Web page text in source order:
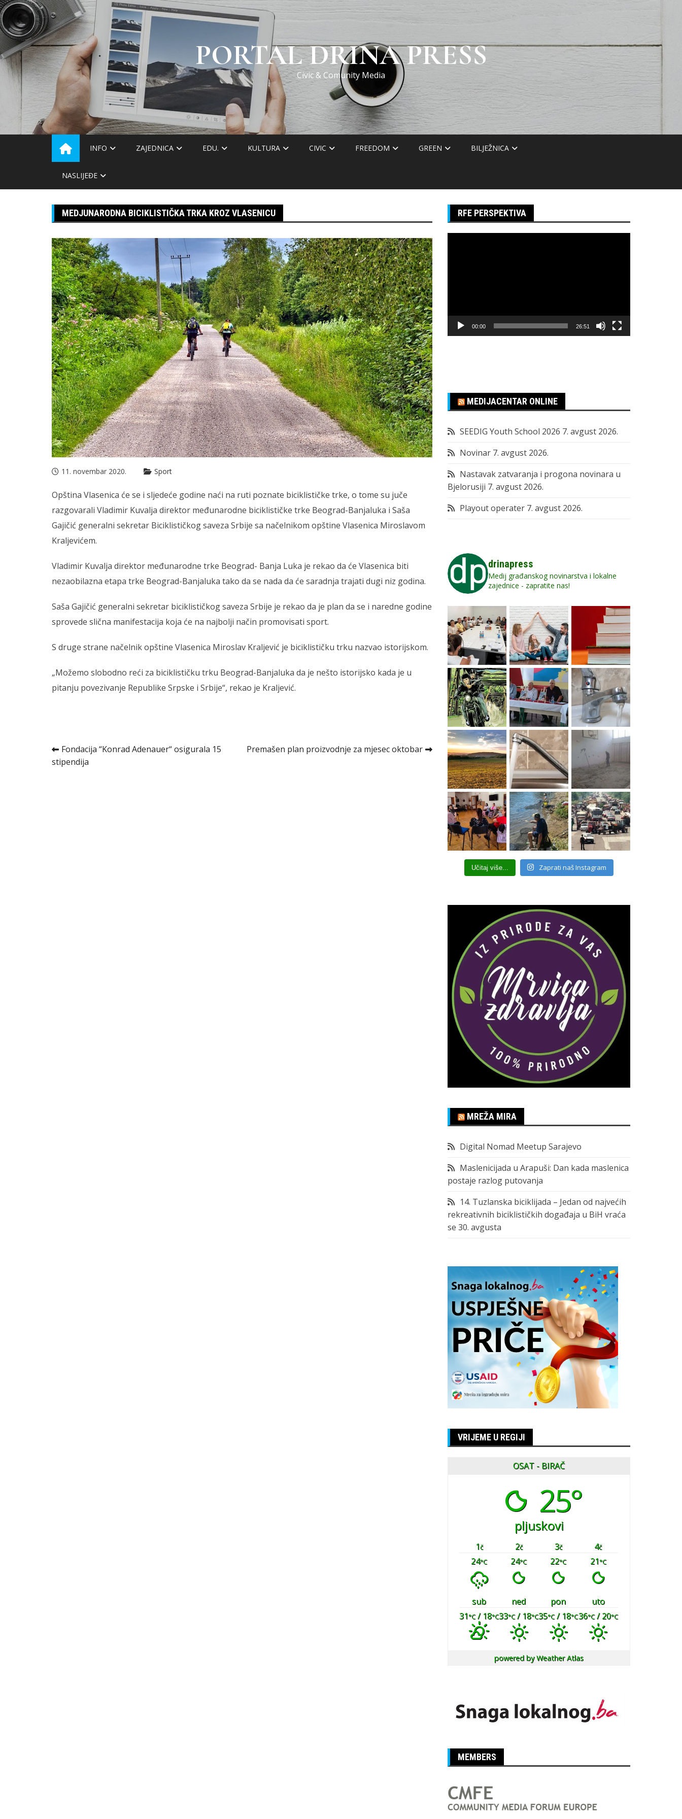
Skip
to
content
PORTAL DRINA PRESS
Civic & Comunity Media
INFO ZAJEDNICA EDU. KULTURA CIVIC FREEDOM GREEN BILJEŽNICA
NASLIJEĐE
MEDJUNARODNA BICIKLISTIČKA TRKA KROZ VLASENICU
11. novembar 2020. Sport
Opština Vlasenica će se i sljedeće godine naći na ruti poznate biciklističke trke, o tome su juče
razgovarali Vladimir Kuvalja direktor međunarodne biciklističke trke Beograd-Banjaluka i Saša
Gajičić generalni sekretar Biciklističkog saveza Srbije sa načelnikom opštine Vlasenica Miroslavom
Kraljevićem.
Vladimir Kuvalja direktor međunarodne trke Beograd- Banja Luka je rekao da će Vlasenica biti
nezaobilazna etapa trke Beograd-Banjaluka tako da se nada da će saradnja trajati dugi niz godina.
Saša Gajičić generalni sekretar biciklističkog saveza Srbije je rekao da je plan da se i naredne godine
sprovede slična manifestacija koja će na najbolji način promovisati sport.
S druge strane načelnik opštine Vlasenica Miroslav Kraljević je biciklističku trku nazvao istorijskom.
„Možemo slobodno reći za biciklističku trku Beograd-Banjaluka da je nešto istorijsko kada je u
pitanju povezivanje Republike Srpske i Srbije“, rekao je Kraljević.
Kretanje
Fondacija “Konrad Adenauer“ osigurala 15
stipendija
Premašen plan proizvodnje za mjesec oktobar
RFE PERSPEKTIVA
00:00 26:51
MEDIJACENTAR ONLINE
SEEDIG Youth School 2026 7. avgust 2026.
Novinar 7. avgust 2026.
Nastavak zatvaranja i progona novinara u
Bjelorusiji 7. avgust 2026.
Playout operater 7. avgust 2026.
drinapress
Medij građanskog novinarstva i lokalne
zajednice - zapratite nas!
Učitaj više... Zaprati naš Instagram
MREŽA MIRA
Digital Nomad Meetup Sarajevo
Maslenicijada u Arapuši: Dan kada maslenica
postaje razlog putovanja
14. Tuzlanska biciklijada – Jedan od najvećih
rekreativnih biciklističkih događaja u BiH vraća
se 30. avgusta
VRIJEME U REGIJI
OSAT - BIRAČ
25°
pljuskovi
1č 2č 3č 4č
24°C 24°C 22°C 21°C
sub ned pon
uto
31°C/ 18°C33°C/ 18°C35°C/ 18°C36°C/ 20°C
powered byWeather Atlas
MEMBERS